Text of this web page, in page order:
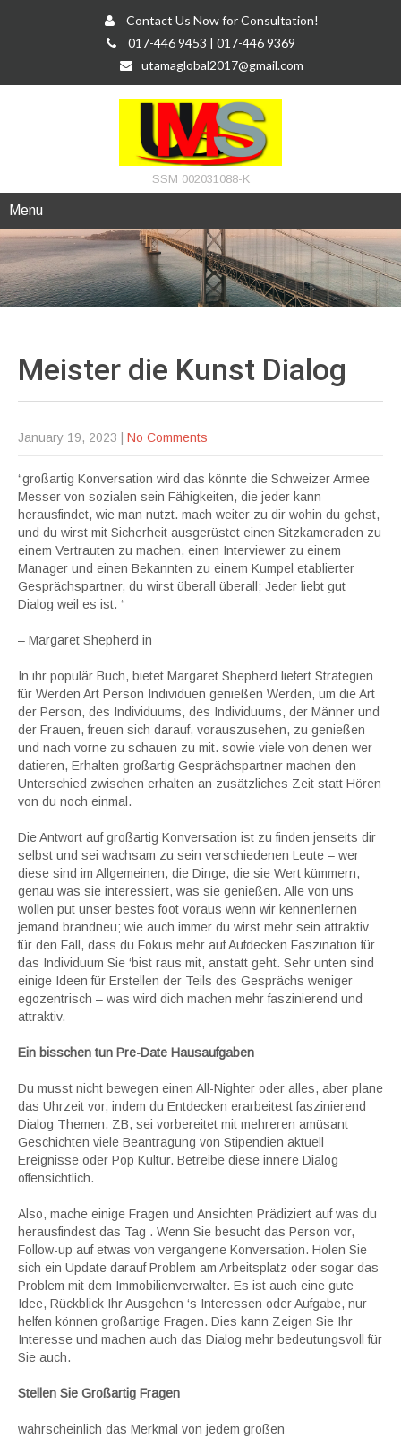
Contact Us Now for Consultation!
017-446 9453 | 017-446 9369
utamaglobal2017@gmail.com
SSM 002031088-K
Menu
Meister die Kunst Dialog
January 19, 2023 No Comments
“großartig Konversation wird das könnte die Schweizer Armee
Messer von sozialen sein Fähigkeiten, die jeder kann
herausfindet, wie man nutzt. mach weiter zu dir wohin du gehst,
und du wirst mit Sicherheit ausgerüstet einen Sitzkameraden zu
einem Vertrauten zu machen, einen Interviewer zu einem
Manager und einen Bekannten zu einem Kumpel etablierter
Gesprächspartner, du wirst überall überall; Jeder liebt gut
Dialog weil es ist. “
– Margaret Shepherd in
In ihr populär Buch, bietet Margaret Shepherd liefert Strategien
für Werden Art Person Individuen genießen Werden, um die Art
der Person, des Individuums, des Individuums, der Männer und
der Frauen, freuen sich darauf, vorauszusehen, zu genießen
und nach vorne zu schauen zu mit. sowie viele von denen wer
datieren, Erhalten großartig Gesprächspartner machen den
Unterschied zwischen erhalten an zusätzliches Zeit statt Hören
von du noch einmal.
Die Antwort auf großartig Konversation ist zu finden jenseits dir
selbst und sei wachsam zu sein verschiedenen Leute – wer
diese sind im Allgemeinen, die Dinge, die sie Wert kümmern,
genau was sie interessiert, was sie genießen. Alle von uns
wollen put unser bestes foot voraus wenn wir kennenlernen
jemand brandneu; wie auch immer du wirst mehr sein attraktiv
für den Fall, dass du Fokus mehr auf Aufdecken Faszination für
das Individuum Sie ‘bist raus mit, anstatt geht. Sehr unten sind
einige Ideen für Erstellen der Teils des Gesprächs weniger
egozentrisch – was wird dich machen mehr faszinierend und
attraktiv.
Ein bisschen tun Pre-Date Hausaufgaben
Du musst nicht bewegen einen All-Nighter oder alles, aber plane
das Uhrzeit vor, indem du Entdecken erarbeitest faszinierend
Dialog Themen. ZB, sei vorbereitet mit mehreren amüsant
Geschichten viele Beantragung von Stipendien aktuell
Ereignisse oder Pop Kultur. Betreibe diese innere Dialog
offensichtlich.
Also, mache einige Fragen und Ansichten Prädiziert auf was du
herausfindest das Tag . Wenn Sie besucht das Person vor,
Follow-up auf etwas von vergangene Konversation. Holen Sie
sich ein Update darauf Problem am Arbeitsplatz oder sogar das
Problem mit dem Immobilienverwalter. Es ist auch eine gute
Idee, Rückblick Ihr Ausgehen ‘s Interessen oder Aufgabe, nur
helfen können großartige Fragen. Dies kann Zeigen Sie Ihr
Interesse und machen auch das Dialog mehr bedeutungsvoll für
Sie auch.
Stellen Sie Großartig Fragen
wahrscheinlich das Merkmal von jedem großen